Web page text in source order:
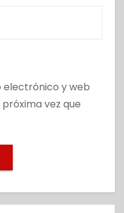
electrónico y web
vez que